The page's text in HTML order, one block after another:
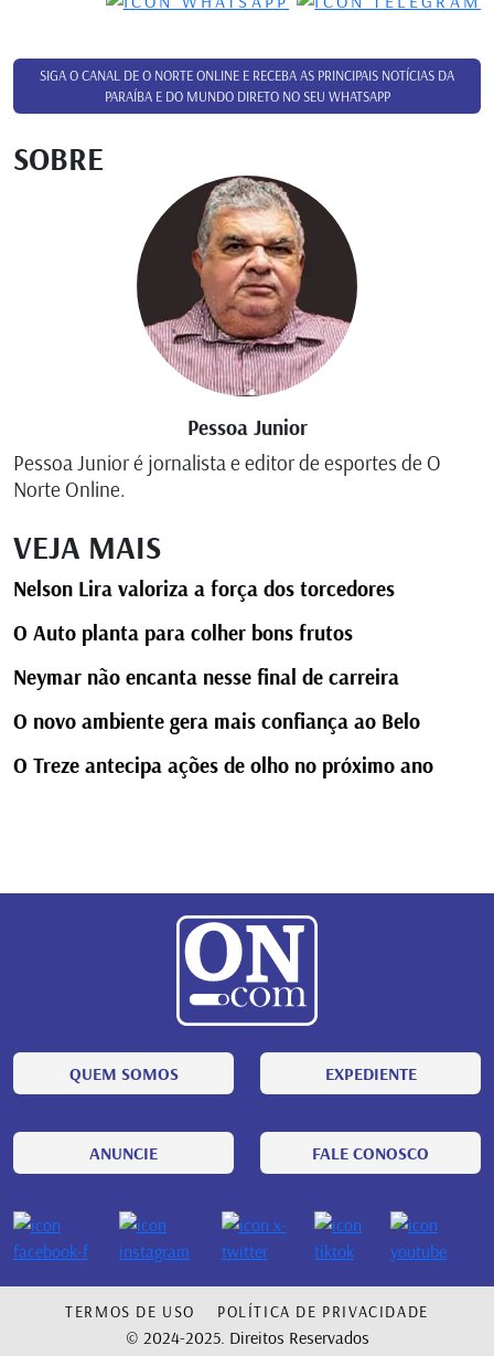
SIGA O CANAL DE O NORTE ONLINE E RECEBA AS PRINCIPAIS NOTÍCIAS DA
PARAÍBA E DO MUNDO DIRETO NO SEU WHATSAPP
SOBRE
Pessoa Junior
Pessoa Junior é jornalista e editor de esportes de O
Norte Online.
VEJA MAIS
Nelson Lira valoriza a força dos torcedores
O Auto planta para colher bons frutos
Neymar não encanta nesse final de carreira
O novo ambiente gera mais confiança ao Belo
O Treze antecipa ações de olho no próximo ano
QUEM SOMOS EXPEDIENTE
ANUNCIE FALE CONOSCO
© 2024-2025. Direitos Reservados
TERMOS DE USO POLÍTICA DE PRIVACIDADE